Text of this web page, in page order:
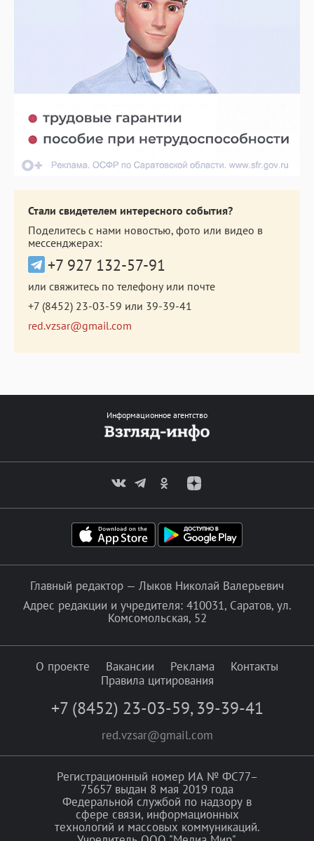
Стали свидетелем интересного события?
Поделитесь с нами новостью, фото или видео в
мессенджерах:
+7 927 132-57-91
или свяжитесь по телефону или почте
+7 (8452) 23-03-59 или 39-39-41
red.vzsar@gmail.com
Информационное агентство
Главный редактор — Лыков Николай Валерьевич
Адрес редакции и учредителя: 410031, Саратов, ул.
Комсомольская, 52
О проекте Вакансии Реклама
Контакты
Правила цитирования
+7 (8452) 23-03-59, 39-39-41
red.vzsar@gmail.com
Регистрационный номер ИА № ФС77–
75657 выдан 8 мая 2019 года
Федеральной службой по надзору в
сфере связи, информационных
технологий и массовых коммуникаций.